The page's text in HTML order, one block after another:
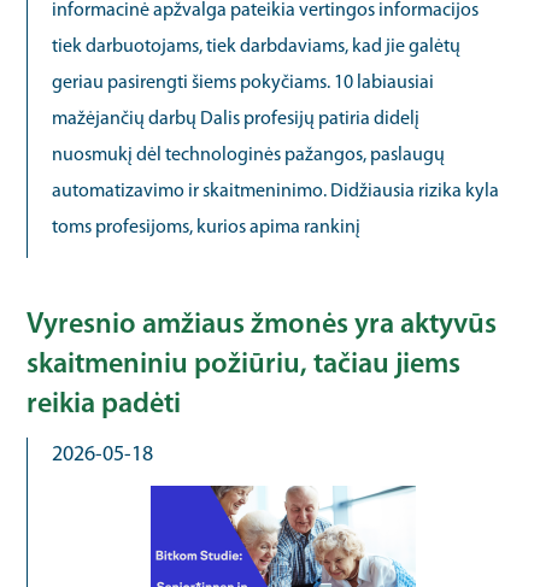
informacinė apžvalga pateikia vertingos informacijos
tiek darbuotojams, tiek darbdaviams, kad jie galėtų
geriau pasirengti šiems pokyčiams. 10 labiausiai
mažėjančių darbų Dalis profesijų patiria didelį
nuosmukį dėl technologinės pažangos, paslaugų
automatizavimo ir skaitmeninimo. Didžiausia rizika kyla
toms profesijoms, kurios apima rankinį
Vyresnio amžiaus žmonės yra aktyvūs
skaitmeniniu požiūriu, tačiau jiems
reikia padėti
2026-05-18